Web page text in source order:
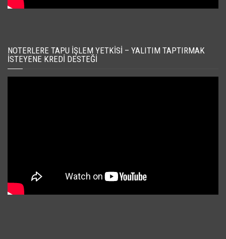
NOTERLERE TAPU İŞLEM YETKISI – YALITIM TAPTIRMAK
İSTEYENE KREDI DESTEĞI